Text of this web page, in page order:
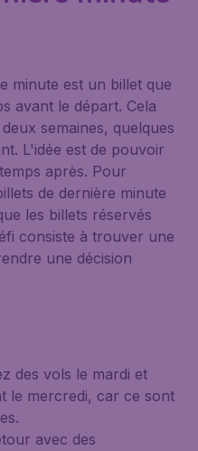
minute est un billet que
avant le départ. Cela
semaines, quelques
L'idée est de pouvoir
après. Pour
de dernière minute
les billets réservés
consiste à trouver une
une décision
des vols le mardi et
le mercredi, car ce sont
avec des